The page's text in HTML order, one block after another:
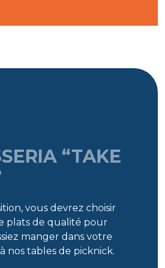
“TAKE
vous devrez choisir
plats de qualité pour
manger dans votre
nos tables de picknick.